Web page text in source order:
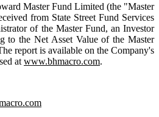
Master Fund Limited (the "Master
from State Street Fund Services
of the Master Fund, an Investor
to the Net Asset Value of the Master
report is available on the Company's
at www.bhmacro.com.